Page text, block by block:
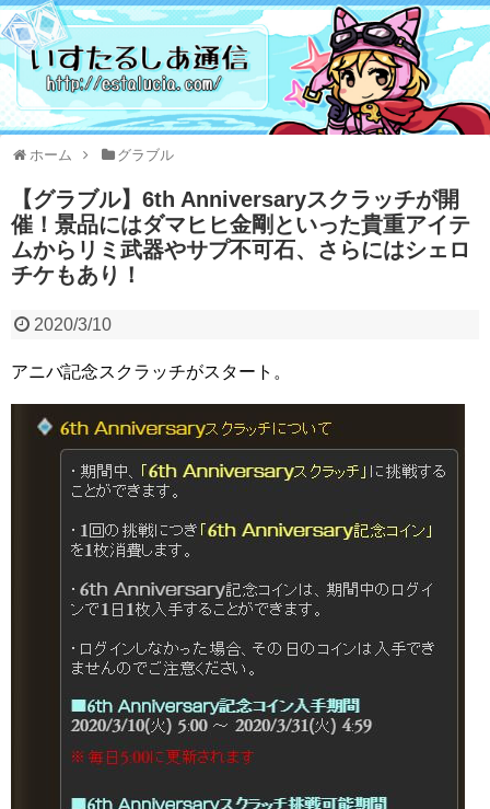
ホーム グラブル
【グラブル】6th Anniversaryスクラッチが開
催！景品にはダマヒヒ金剛といった貴重アイテ
ムからリミ武器やサプ不可石、さらにはシェロ
チケもあり！
2020/3/10
アニバ記念スクラッチがスタート。